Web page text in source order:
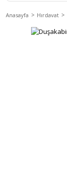
Anasayfa Hırdavat